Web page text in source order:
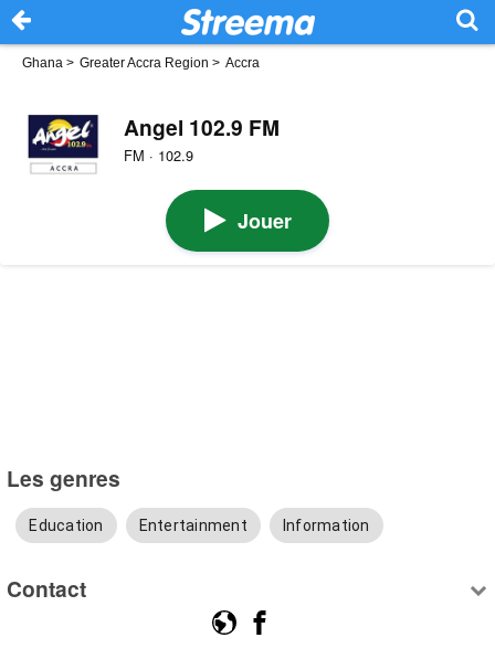
Ghana > Greater Accra Region > Accra
Angel 102.9 FM
FM · 102.9
Jouer
Les genres
Education Entertainment Information
Contact